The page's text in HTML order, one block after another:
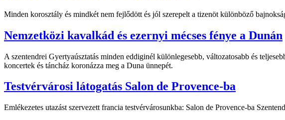
Minden korosztály és mindkét nem fejlődött és jól szerepelt a tizenöt különböző
Nemzetközi kavalkád és ezernyi mécses fénye a Dunán
A szentendrei Gyertyaúsztatás minden eddiginél különlegesebb, változatosabb és
koncertek és táncház koronázza meg a Duna ünnepét.
Testvérvárosi látogatás Salon de Provence-ba
Emlékezetes utazást szervezett francia testvérvárosunkba: Salon de Provence-ba